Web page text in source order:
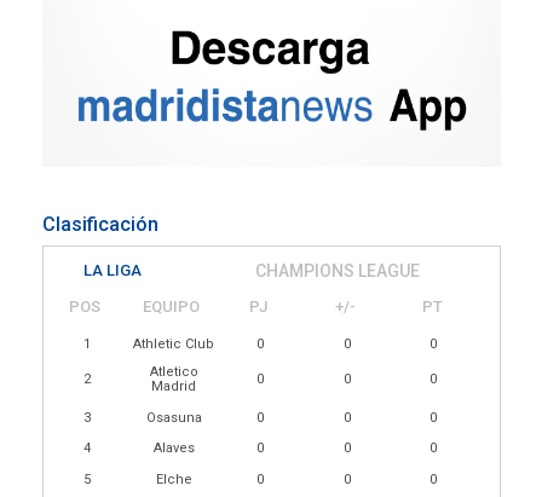
Clasificación
LA LIGA CHAMPIONS LEAGUE
POS EQUIPO PJ +/- PT
1 Athletic Club 0 0 0
2
Atletico
Madrid
0 0 0
3 Osasuna 0 0
0
4
Alaves 0 0
0
5
Elche 0 0
0